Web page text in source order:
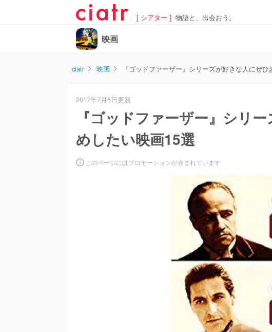
[ シアター ] 物語と、出会おう。
映画
ciatr 映画 『ゴッドファーザー』シリーズが好きな人にぜ
2017年7月6日更新
『ゴッドファーザー』シリ
めしたい映画15選
このページにはプロモーションが含まれています